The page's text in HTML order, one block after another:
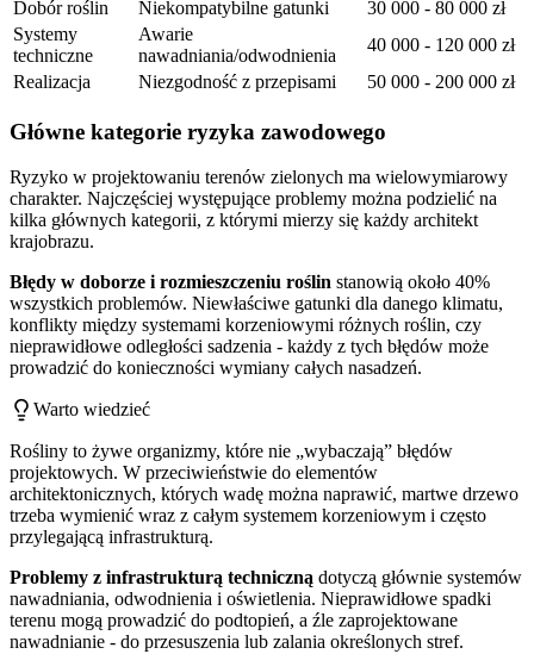
Dobór roślin Niekompatybilne gatunki
30 000 - 80 000 zł
Systemy
techniczne
Awarie
nawadniania/odwodnienia
40 000 - 120 000 zł
Realizacja
Niezgodność z przepisami 50 000 - 200 000 zł
Główne kategorie ryzyka zawodowego
Ryzyko w projektowaniu terenów zielonych ma wielowymiarowy
charakter. Najczęściej występujące problemy można podzielić na
kilka głównych kategorii, z którymi mierzy się każdy architekt
krajobrazu.
Błędy w doborze i rozmieszczeniu roślin stanowią około 40%
wszystkich problemów. Niewłaściwe gatunki dla danego klimatu,
konflikty między systemami korzeniowymi różnych roślin, czy
nieprawidłowe odległości sadzenia - każdy z tych błędów może
prowadzić do konieczności wymiany całych nasadzeń.
Warto wiedzieć
Rośliny to żywe organizmy, które nie „wybaczają” błędów
projektowych. W przeciwieństwie do elementów
architektonicznych, których wadę można naprawić, martwe drzewo
trzeba wymienić wraz z całym systemem korzeniowym i często
przylegającą infrastrukturą.
Problemy z infrastrukturą techniczną dotyczą głównie systemów
nawadniania, odwodnienia i oświetlenia. Nieprawidłowe spadki
terenu mogą prowadzić do podtopień, a źle zaprojektowane
nawadnianie - do przesuszenia lub zalania określonych stref.